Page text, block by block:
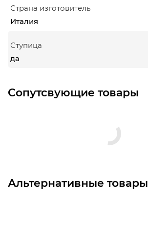
Страна изготовитель
Италия
Ступица
да
Сопутсвующие товары
Альтернативные товары